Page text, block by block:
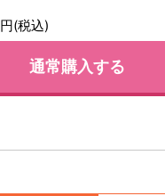
円(税込)
通常購入する